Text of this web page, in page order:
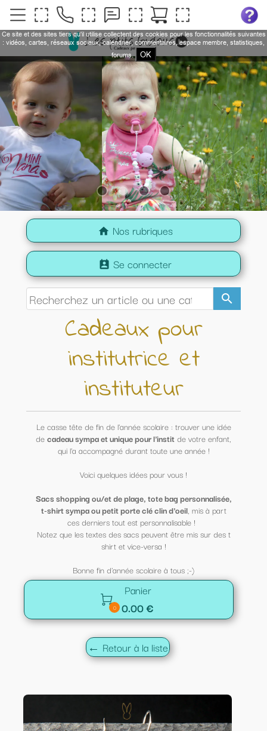
home Nos rubriques
search
perm_contact_calendar Se connecter
Cadeaux pour
institutrice et
instituteur
Le casse tête de fin de l'année scolaire : trouver une idée
decadeau sympa et unique pour l'institde votre enfant,
qui l'a accompagné durant toute une année !
Voici quelques idées pour vous !
Sacs shopping ou/et de plage, tote bag personnalisée,
t-shirt sympa ou petit porte clé clin d'oeil, mis à part
ces derniers tout est personnalisable !
Notez que les textes des sacs peuvent être mis sur des t
shirt et vice-versa !
Bonne fin d'année scolaire à tous ;-)

0
Panier
0.00 €
← Retour à la liste
Ce site et des sites tiers qu'il utilise collectent des cookies pour les fonctionnalités suivantes
: vidéos, cartes, réseaux sociaux, calendrier, commentaires, espace membre, statistiques,
forums.
OK